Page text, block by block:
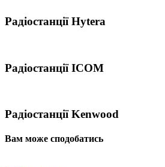
Радіостанції Hytera
Радіостанції ICOM
Радіостанції Kenwood
Вам може сподобатись